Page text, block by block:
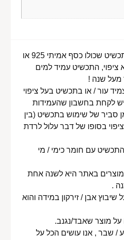
במידה ומדובר בתכשיט שכולו כסף אמיתי 925 או
ציפוי, התכשיט עמיד למים
מעל שנה !
עור / או בתכשיט בעל ציפוי
לקחת בחשבון שהעמידות
סביר של שימוש בתכשיט (בין
בסופו של דבר עלול לרדת
עם חומר כימי / מי
באתר היא לשנה אחת
.
אבן / זירקון במידה והוא
מוצר שאבד/נגנב.
/ שבר , אנו עושים הכל על